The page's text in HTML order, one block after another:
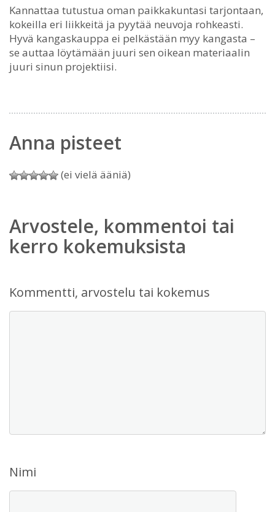
Kannattaa tutustua oman paikkakuntasi tarjontaan,
kokeilla eri liikkeitä ja pyytää neuvoja rohkeasti.
Hyvä kangaskauppa ei pelkästään myy kangasta –
se auttaa löytämään juuri sen oikean materiaalin
juuri sinun projektiisi.
Anna pisteet
(ei vielä ääniä)
Arvostele, kommentoi tai
kerro kokemuksista
Kommentti, arvostelu tai kokemus
Nimi